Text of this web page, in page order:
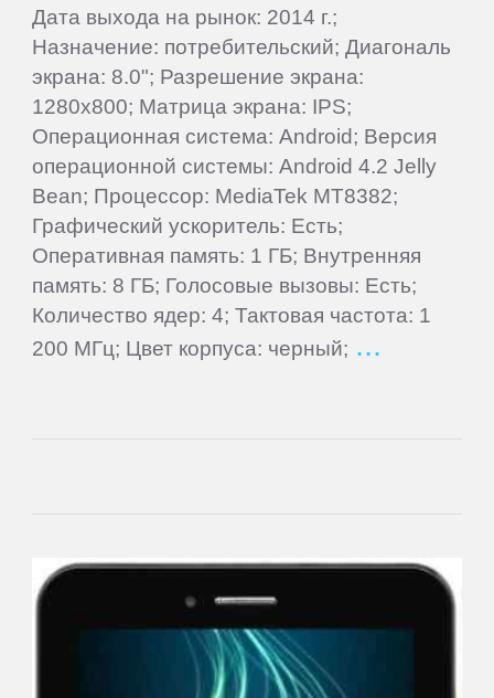
Дата выхода на рынок: 2014 г.;
Назначение: потребительский; Диагональ
экрана: 8.0"; Разрешение экрана:
1280x800; Матрица экрана: IPS;
Операционная система: Android; Версия
операционной системы: Android 4.2 Jelly
Bean; Процессор: MediaTek MT8382;
Графический ускоритель: Есть;
Оперативная память: 1 ГБ; Внутренняя
память: 8 ГБ; Голосовые вызовы: Есть;
Количество ядер: 4; Тактовая частота: 1
200 МГц; Цвет корпуса: черный;
Alcatel
Archos
Ark
ASUS
BenQ
BQ-